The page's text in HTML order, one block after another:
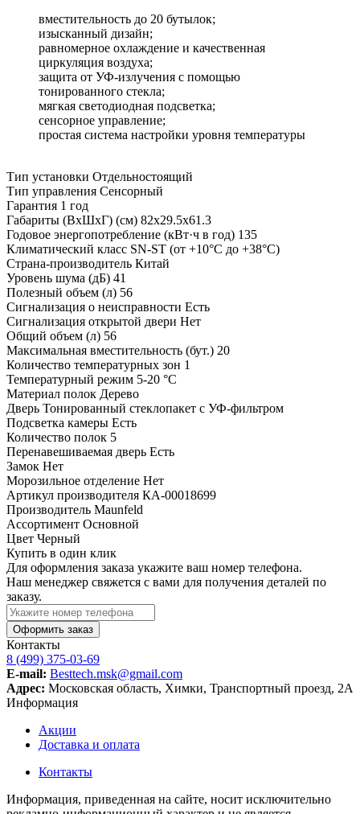
вместительность до 20 бутылок;
изысканный дизайн;
равномерное охлаждение и качественная
циркуляция воздуха;
защита от УФ-излучения с помощью
тонированного стекла;
мягкая светодиодная подсветка;
сенсорное управление;
простая система настройки уровня температуры
Тип установки Отдельностоящий
Тип управления Сенсорный
Гарантия 1 год
Габариты (ВхШхГ) (см) 82х29.5х61.3
Годовое энергопотребление (кВт·ч в год) 135
Климатический класс SN-ST (от +10°С до +38°С)
Страна-производитель Китай
Уровень шума (дБ) 41
Полезный объем (л) 56
Сигнализация о неисправности Есть
Сигнализация открытой двери Нет
Общий объем (л) 56
Максимальная вместительность (бут.) 20
Количество температурных зон 1
Температурный режим 5-20 °C
Материал полок Дерево
Дверь Тонированный стеклопакет с УФ-фильтром
Подсветка камеры Есть
Количество полок 5
Перенавешиваемая дверь Есть
Замок Нет
Морозильное отделение Нет
Артикул производителя КА-00018699
Производитель Maunfeld
Ассортимент Основной
Цвет Черный
Купить в один клик
Для оформления заказа укажите ваш номер телефона.
Наш менеджер свяжется с вами для получения деталей по
заказу.
Оформить заказ
Контакты
8 (499) 375-03-69
E-mail: Besttech.msk@gmail.com
Адрес: Московская область, Химки, Транспортный проезд, 2А
Информация
Акции
Доставка и оплата
Контакты
Информация, приведенная на сайте, носит исключительно